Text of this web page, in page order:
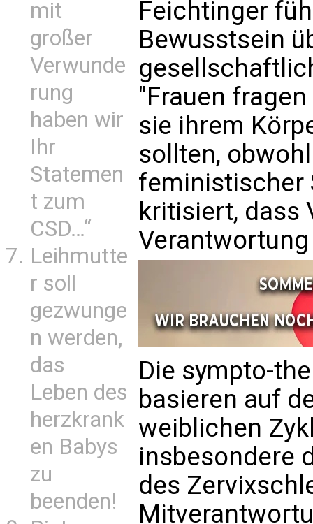
mit
großer
Verwunde
rung
haben wir
Ihr
Statemen
t zum
CSD…“
Leihmutte
r soll
gezwunge
n werden,
das
Leben des
herzkrank
en Babys
zu
beenden!
Feichtinger
Bewusstsein
"Frauen
sie ihrem
sollten,
feministischer
kritisiert, dass
Die sympto-
basieren auf
weiblichen
insbesondere
des